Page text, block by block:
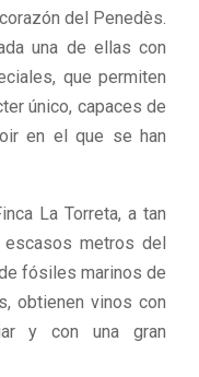
del Penedès.
una de ellas con
que permiten
único, capaces de
en el que se han
La Torreta, a tan
metros del
fósiles marinos de
obtienen vinos con
y con una gran